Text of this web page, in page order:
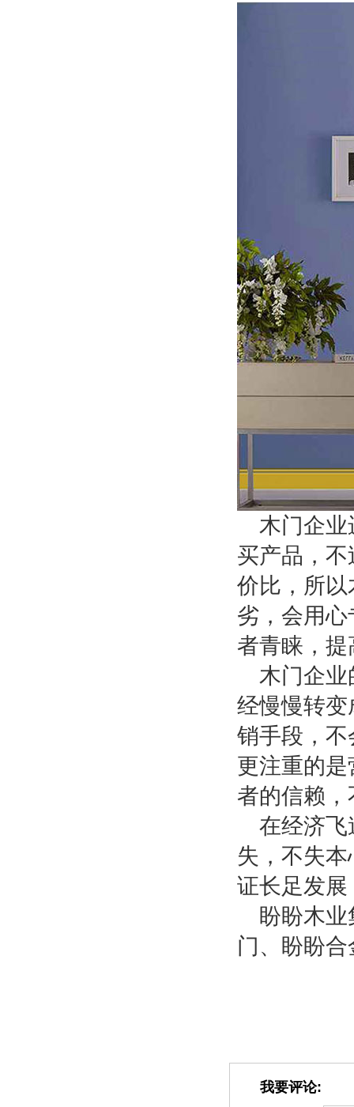
木门企业
买产品，
价比，所
劣，会用
者青睐，提
木门企业
经慢慢转
销手段，
更注重的
者的信赖
在经济飞
失，不失
证长足发展
盼盼木
门、盼盼
我要评论: